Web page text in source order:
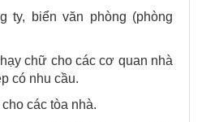
ty, biển văn phòng (phòng
chữ cho các cơ quan nhà
có nhu cầu.
các tòa nhà.